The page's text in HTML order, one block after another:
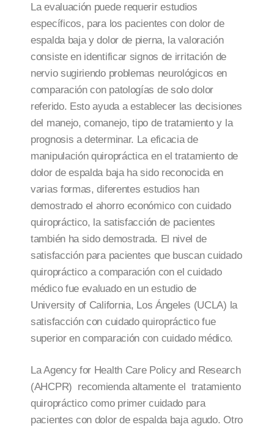
La evaluación puede requerir estudios
específicos, para los pacientes con dolor de
espalda baja y dolor de pierna, la valoración
consiste en identificar signos de irritación de
nervio sugiriendo problemas neurológicos en
comparación con patologías de solo dolor
referido. Esto ayuda a establecer las decisiones
del manejo, comanejo, tipo de tratamiento y la
prognosis a determinar. La eficacia de
manipulación quiropráctica en el tratamiento de
dolor de espalda baja ha sido reconocida en
varias formas, diferentes estudios han
demostrado el ahorro económico con cuidado
quiropráctico, la satisfacción de pacientes
también ha sido demostrada. El nivel de
satisfacción para pacientes que buscan cuidado
quiropráctico a comparación con el cuidado
médico fue evaluado en un estudio de
University of California, Los Ángeles (UCLA) la
satisfacción con cuidado quiropráctico fue
superior en comparación con cuidado médico.
La Agency for Health Care Policy and Research
(AHCPR) recomienda altamente el tratamiento
quiropráctico como primer cuidado para
pacientes con dolor de espalda baja agudo. Otro